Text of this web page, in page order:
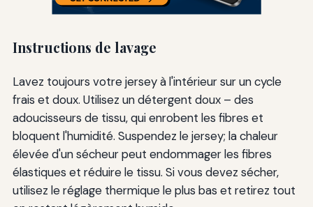
Instructions de lavage
Lavez toujours votre jersey à l'intérieur sur un cycle
frais et doux. Utilisez un détergent doux – des
adoucisseurs de tissu, qui enrobent les fibres et
bloquent l'humidité. Suspendez le jersey; la chaleur
élevée d'un sécheur peut endommager les fibres
élastiques et réduire le tissu. Si vous devez sécher,
utilisez le réglage thermique le plus bas et retirez tout